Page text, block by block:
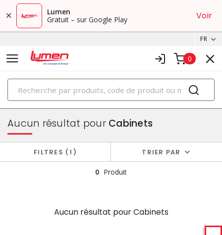
Lumen
Gratuit – sur Google Play
Voir
FR
0
PRODUITS
boîtiers et cabinets
Aucun résultat pourCabinets
FILTRES 1 TRIER PAR
0 Produit
Aucun résultat pourCabinets